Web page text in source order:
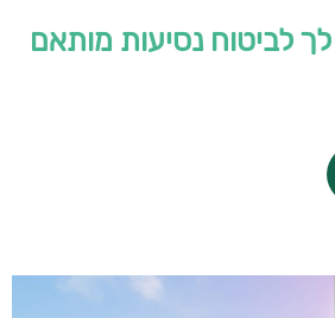
לביטוח נסיעות מותאם